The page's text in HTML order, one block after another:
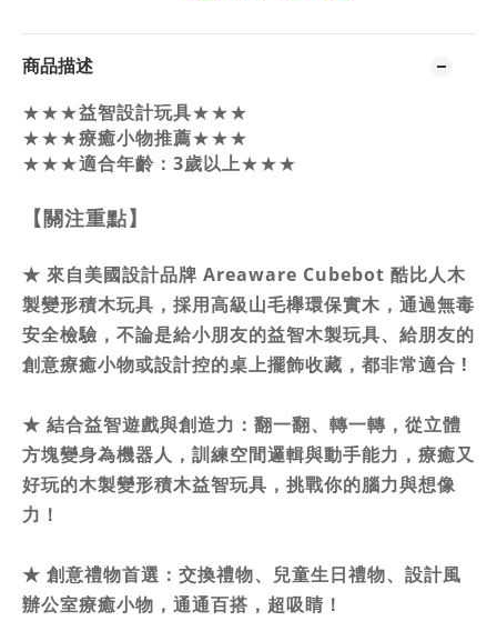
商品描述
★★★益智設計玩具★★★
★★★療癒小物推薦★★★
★★★適合年齡：3歲以上★★★
【關注重點】
★ 來自美國設計品牌 Areaware Cubebot 酷比人木
製變形積木玩具，採用高級山毛櫸環保實木，通過無毒
安全檢驗，不論是給小朋友的益智木製玩具、給朋友的
創意療癒小物或設計控的桌上擺飾收藏，都非常適合 !
★ 結合益智遊戲與創造力：翻一翻、轉一轉，從立體
方塊變身為機器人，訓練空間邏輯與動手能力，療癒又
好玩的木製變形積木益智玩具，挑戰你的腦力與想像
力！
★ 創意禮物首選：交換禮物、兒童生日禮物、設計風
辦公室療癒小物，通通百搭，超吸睛！